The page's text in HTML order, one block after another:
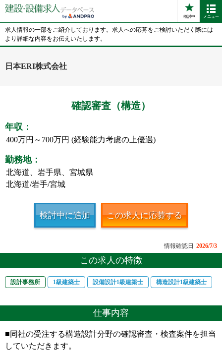
検討中 メニュー
求人情報の一部をご紹介しております。求人への応募をご検討いただく際には
より詳細な内容をお伝えいたします。
日本ERI株式会社
確認審査（構造）
年収：
400万円～700万円 (経験能力考慮の上優遇)
勤務地：
北海道、岩手県、宮城県
北海道/岩手/宮城
検討中に追加 この求人に応募する
情報確認日 2026/7/3
この求人の特徴
設計事務所 1級建築士 設備設計1級建築士 構造設計1級建築士
仕事内容
■同社の受注する構造設計分野の確認審査・検査案件を担当
していただきます。